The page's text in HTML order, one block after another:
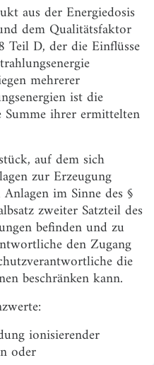
Rechtfertigung von
Strahlenschutzgesetzes
des
Stoffen oder
und
Ausnahmen von
radioaktiver Stoffe
aus der Energiedosis
dem Qualitätsfaktor
Teil D, der die Einflüsse
mehrerer
ist die
Summe ihrer ermittelten
auf dem sich
zur Erzeugung
im Sinne des §
zweiter Satzteil des
befinden und zu
den Zugang
die
beschränken kann.
ionisierender
oder